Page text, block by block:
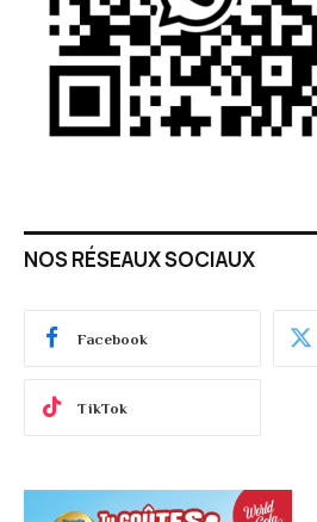
NOS RÉSEAUX SOCIAUX
Facebook
TikTok